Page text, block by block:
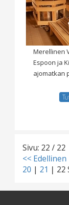
Merellinen
Espoon ja
ajomatkan
Sivu: 22 / 22
<< Edellinen
20 | 21 | 22